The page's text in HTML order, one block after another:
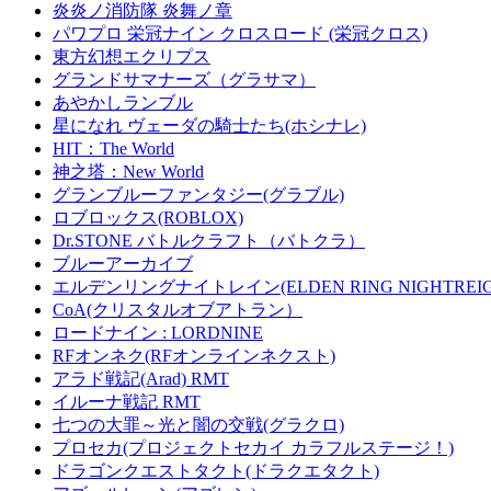
炎炎ノ消防隊 炎舞ノ章
パワプロ 栄冠ナイン クロスロード (栄冠クロス)
東方幻想エクリプス
グランドサマナーズ（グラサマ）
あやかしランブル
星になれ ヴェーダの騎士たち(ホシナレ)
HIT：The World
神之塔：New World
グランブルーファンタジー(グラブル)
ロブロックス(ROBLOX)
Dr.STONE バトルクラフト（バトクラ）
ブルーアーカイブ
エルデンリングナイトレイン(ELDEN RING
CoA(クリスタルオブアトラン）
ロードナイン : LORDNINE
RFオンネク(RFオンラインネクスト)
アラド戦記(Arad) RMT
イルーナ戦記 RMT
七つの大罪～光と闇の交戦(グラクロ)
プロセカ(プロジェクトセカイ カラフルステージ！)
ドラゴンクエストタクト(ドラクエタクト)